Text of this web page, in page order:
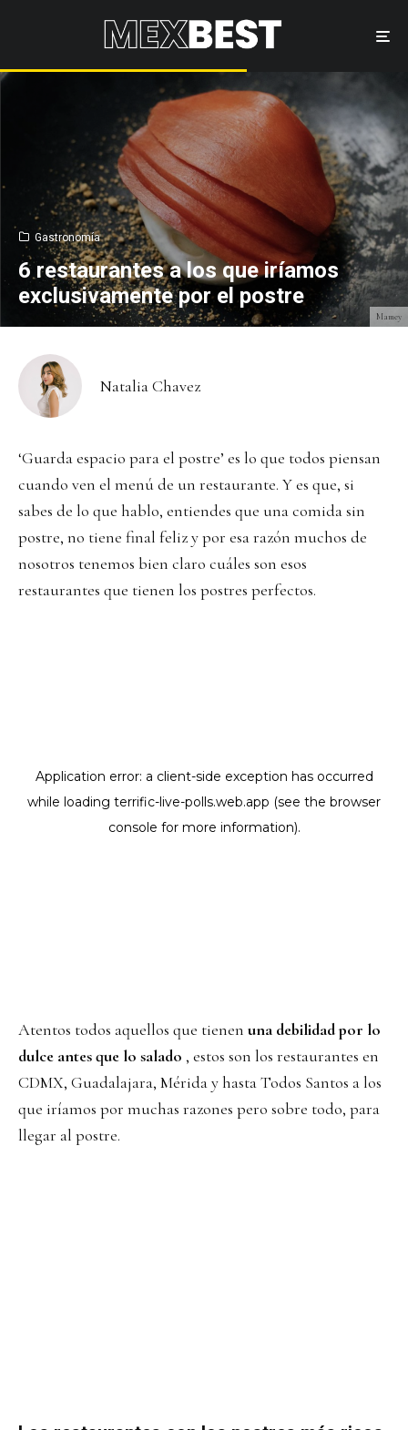
Mamey
Gastronomía
6 restaurantes a los que iríamos
exclusivamente por el postre
Natalia Chavez
‘Guarda espacio para el postre’ es lo que todos piensan
cuando ven el menú de un restaurante. Y es que, si
sabes de lo que hablo, entiendes que una comida sin
postre, no tiene final feliz y por esa razón muchos de
nosotros tenemos bien claro cuáles son esos
restaurantes que tienen los postres perfectos.
Atentos todos aquellos que tienen una debilidad por lo
dulce antes que lo salado , estos son los restaurantes en
CDMX, Guadalajara, Mérida y hasta Todos Santos a los
que iríamos por muchas razones pero sobre todo, para
llegar al postre.